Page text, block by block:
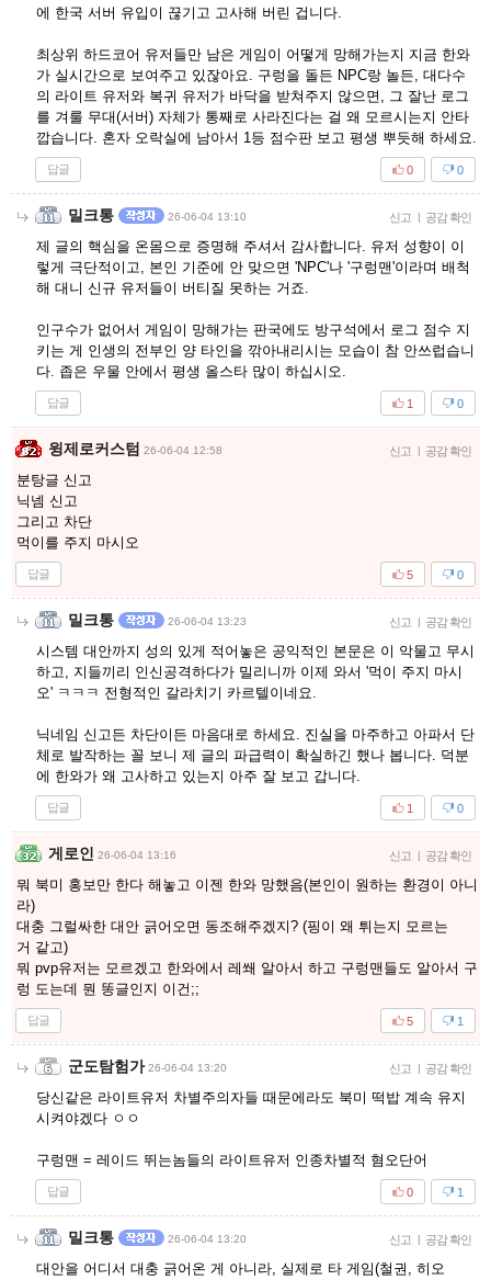
에 한국 서버 유입이 끊기고 고사해 버린 겁니다.
최상위 하드코어 유저들만 남은 게임이 어떻게 망해가는지 지금 한와
가 실시간으로 보여주고 있잖아요. 구렁을 돌든 NPC랑 놀든, 대다수
의 라이트 유저와 복귀 유저가 바닥을 받쳐주지 않으면, 그 잘난 로그
를 겨룰 무대(서버) 자체가 통째로 사라진다는 걸 왜 모르시는지 안타
깝습니다. 혼자 오락실에 남아서 1등 점수판 보고 평생 뿌듯해 하세요.
답글 0
0
밀크통 26-06-04 13:10 신고 | 공감 확인
제 글의 핵심을 온몸으로 증명해 주셔서 감사합니다. 유저 성향이 이
렇게 극단적이고, 본인 기준에 안 맞으면 'NPC'나 '구렁맨'이라며 배척
해 대니 신규 유저들이 버티질 못하는 거죠.
인구수가 없어서 게임이 망해가는 판국에도 방구석에서 로그 점수 지
키는 게 인생의 전부인 양 타인을 깎아내리시는 모습이 참 안쓰럽습니
다. 좁은 우물 안에서 평생 올스타 많이 하십시오.
답글 0
1
윙제로커스텀 26-06-04 12:58 신고 | 공감 확인
분탕글 신고
닉넴 신고
그리고 차단
먹이를 주지 마시오
답글 0
5
밀크통 26-06-04 13:23 신고 | 공감 확인
시스템 대안까지 성의 있게 적어놓은 공익적인 본문은 이 악물고 무시
하고, 지들끼리 인신공격하다가 밀리니까 이제 와서 '먹이 주지 마시
오' ㅋㅋㅋ 전형적인 갈라치기 카르텔이네요.
닉네임 신고든 차단이든 마음대로 하세요. 진실을 마주하고 아파서 단
체로 발작하는 꼴 보니 제 글의 파급력이 확실하긴 했나 봅니다. 덕분
에 한와가 왜 고사하고 있는지 아주 잘 보고 갑니다.
답글 0
1
게로인 26-06-04 13:16 신고 | 공감 확인
뭐 북미 홍보만 한다 해놓고 이젠 한와 망했음(본인이 원하는 환경이 아니
라)
대충 그럴싸한 대안 긁어오면 동조해주겠지? (핑이 왜 튀는지 모르는
거 같고)
뭐 pvp유저는 모르겠고 한와에서 레쐐 알아서 하고 구렁맨들도 알아서 구
렁 도는데 뭔 똥글인지 이건;;
답글 1
5
군도탐험가 26-06-04 13:20 신고 | 공감 확인
당신같은 라이트유저 차별주의자들 때문에라도 북미 떡밥 계속 유지
시켜야겠다 ㅇㅇ
구렁맨 = 레이드 뛰는놈들의 라이트유저 인종차별적 혐오단어
답글 1
0
밀크통 26-06-04 13:20 신고 | 공감 확인
대안을 어디서 대충 긁어온 게 아니라, 실제로 타 게임(철권, 히오